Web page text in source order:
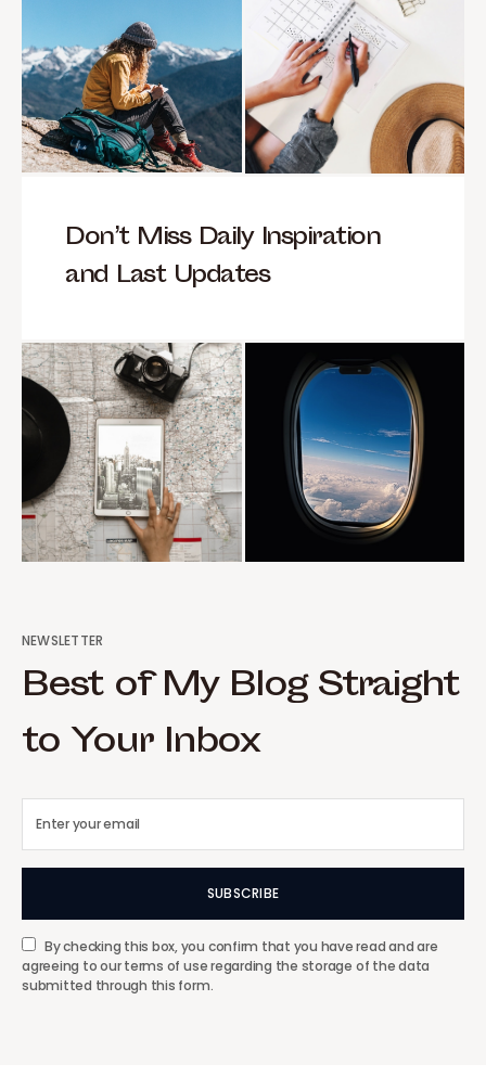
Don’t Miss Daily Inspiration
and Last Updates
NEWSLETTER
Best of My Blog Straight
to Your Inbox
SUBSCRIBE
By checking this box, you confirm that you have read and are
agreeing to our terms of use regarding the storage of the data
submitted through this form.